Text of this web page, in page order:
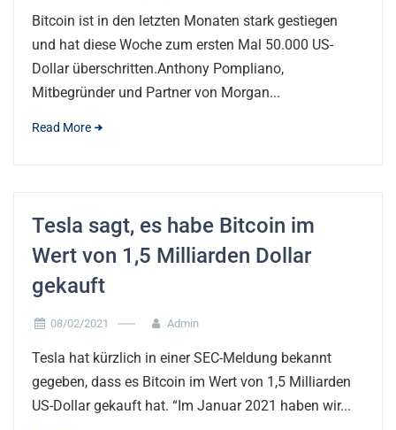
Bitcoin ist in den letzten Monaten stark gestiegen
und hat diese Woche zum ersten Mal 50.000 US-
Dollar überschritten.Anthony Pompliano,
Mitbegründer und Partner von Morgan...
Read More
Tesla sagt, es habe Bitcoin im
Wert von 1,5 Milliarden Dollar
gekauft
08/02/2021 Admin
Tesla hat kürzlich in einer SEC-Meldung bekannt
gegeben, dass es Bitcoin im Wert von 1,5 Milliarden
US-Dollar gekauft hat. “Im Januar 2021 haben wir...